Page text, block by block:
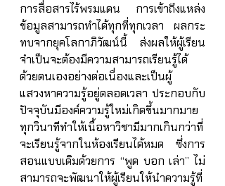
การสื่อสารไร้พรมแดน การเข้าถึงแหล่ง
ข้อมูลสามารถทำได้ทุกที่ทุกเวลา ผลกระ
ทบจากยุคโลกาภิวัฒน์นี้  ส่งผลให้ผู้เรียน
จำเป็นจะต้องมีความสามารถเรียนรู้ได้
ด้วยตนเองอย่างต่อเนื่องและเป็นผู้
แสวงหาความรู้อยู่ตลอดเวลา ประกอบกับ
ปัจจุบันมีองค์ความรู้ใหม่เกิดขึ้นมากมาย
ทุกวินาทีทำให้เนื้อหาวิชามีมากเกินกว่าที่
จะเรียนรู้จากในห้องเรียนได้หมด ซึ่งการ
สอนแบบเดิมด้วยการ “พูด บอก เล่า” ไม่
สามารถจะพัฒนาให้ผู้เรียนให้นำความรู้ที่